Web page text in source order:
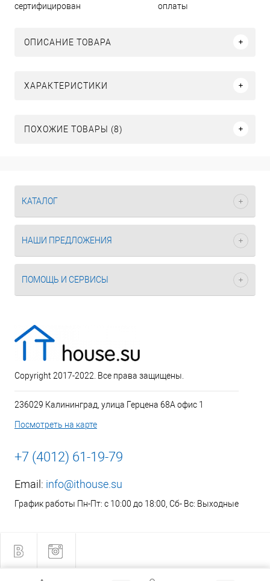
сертифицирован
оплаты
ОПИСАНИЕ ТОВАРА
ХАРАКТЕРИСТИКИ
ПОХОЖИЕ ТОВАРЫ (8)
КАТАЛОГ
НАШИ ПРЕДЛОЖЕНИЯ
ПОМОЩЬ И СЕРВИСЫ
Copyright 2017-2022. Все права защищены.
236029 Калининград, улица Герцена 68А офис 1
Посмотреть на карте
+7 (4012) 61-19-79
Email: info@ithouse.su
График работы Пн-Пт: с 10:00 до 18:00, Сб- Вс: Выходные